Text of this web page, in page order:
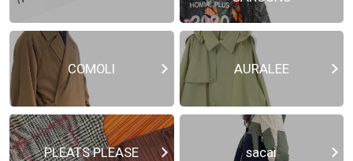
COMOLI AURALEE
PLEATS PLEASE sacai